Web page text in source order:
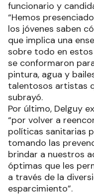
funcionario y
“Hemos
los jóvenes saben
que implica una
sobre todo en
se conformaron
pintura, agua y
talentosos artistas
subrayó.
Por último, Delguy
“por volver a
políticas sanitarias
tomando las
brindar a nuestros
óptimas que les
a través de la
esparcimiento”.